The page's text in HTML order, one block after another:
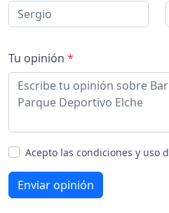
Tu opinión *
Acepto las condiciones y uso
Enviar opinión